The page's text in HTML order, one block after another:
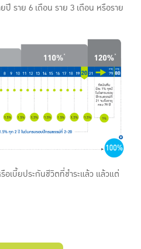
ปี ราย 6 เดือน ราย 3 เดือน หรือราย
อเบี้ยประกันชีวิตที่ชำระแล้ว แล้วแต่